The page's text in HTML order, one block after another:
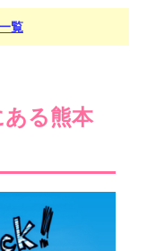
覧
ある熊本